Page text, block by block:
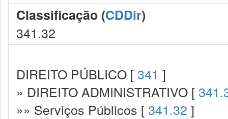
Classificação (CDDir)
341.32
DIREITO PÚBLICO [ 341 ]
» DIREITO ADMINISTRATIVO [
»» Serviços Públicos [ 341.32 ]